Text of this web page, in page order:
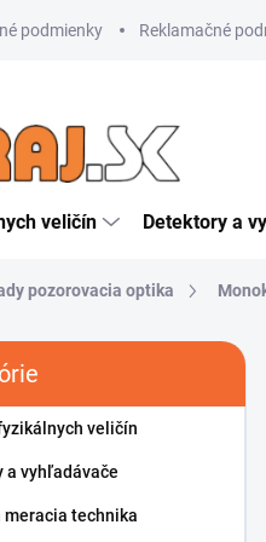
podmienky Reklamačné
veličín Detektory a
pozorovacia optika
veličín
a vyhľadávače
meracia technika